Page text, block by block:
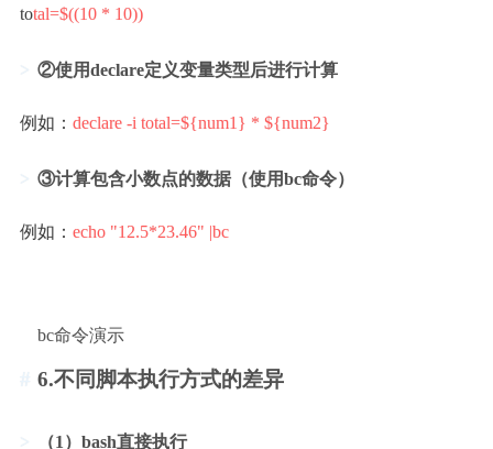
total=$((10 * 10))
②使用declare定义变量类型后进行计算
例如： declare -i total=${num1} * ${num2}
③计算包含小数点的数据（使用bc命令）
例如： echo "12.5*23.46" |bc
bc命令演示
6.不同脚本执行方式的差异
（1）bash直接执行